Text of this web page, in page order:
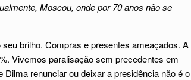
Moscou, onde por 70 anos não se
brilho. Compras e presentes ameaçados. A
Vivemos paralisação sem precedentes em
renunciar ou deixar a presidência não é o